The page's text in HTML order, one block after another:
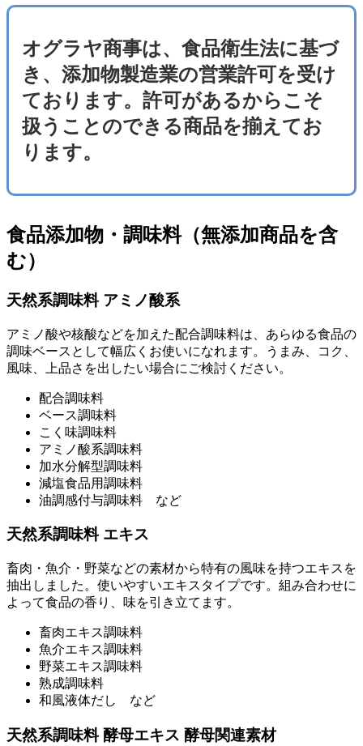
オグラヤ商事は、食品衛生法に基づ
き、添加物製造業の営業許可を受け
ております。許可があるからこそ
扱うことのできる商品を揃えてお
ります。
食品添加物・調味料（無添加商品を含
む）
天然系調味料 アミノ酸系
アミノ酸や核酸などを加えた配合調味料は、あらゆる食品の
調味ベースとして幅広くお使いになれます。うまみ、コク、
風味、上品さを出したい場合にご検討ください。
配合調味料
ベース調味料
こく味調味料
アミノ酸系調味料
加水分解型調味料
減塩食品用調味料
油調感付与調味料 など
天然系調味料 エキス
畜肉・魚介・野菜などの素材から特有の風味を持つエキスを
抽出しました。使いやすいエキスタイプです。組み合わせに
よって食品の香り、味を引き立てます。
畜肉エキス調味料
魚介エキス調味料
野菜エキス調味料
熟成調味料
和風液体だし など
天然系調味料 酵母エキス 酵母関連素材